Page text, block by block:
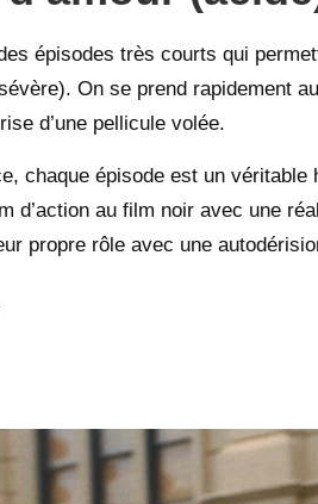
épisodes très courts qui
On se prend rapidement
d’une pellicule volée.
chaque épisode est un
d’action au film noir avec une
propre rôle avec une